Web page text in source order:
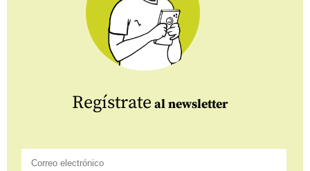
Regístrate al newsletter